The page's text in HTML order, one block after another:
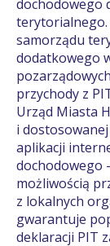
dochodowego
terytorialnego.
samorządu
dodatkowego
przychody z
Urząd Miasta
i
aplikacji
dochodowego
możliwością
z lokalnych
gwarantuje
deklaracji PIT